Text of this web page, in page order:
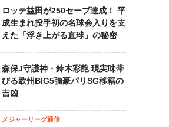
ロッテ益田が250セーブ達成！ 平
成生まれ投手初の名球会入りを支
えた「浮き上がる直球」の秘密
森保J守護神・鈴木彩艶 現実味帯
びる欧州BIG5強豪パリSG移籍の
吉凶
メジャーリーグ通信